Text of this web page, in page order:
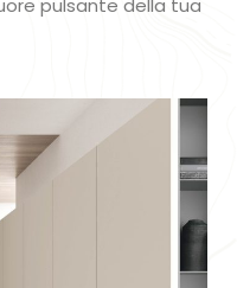
pulsante della tua